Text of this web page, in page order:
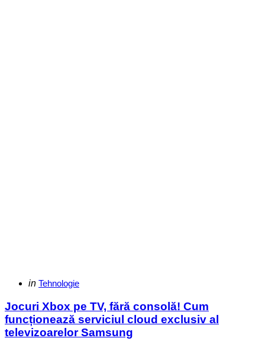
Categories
Posted
in Tehnologie
Jocuri Xbox pe TV, fără consolă! Cum
funcționează serviciul cloud exclusiv al
televizoarelor Samsung